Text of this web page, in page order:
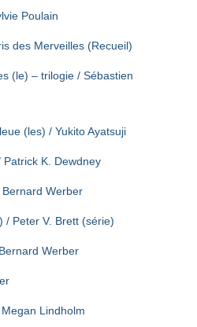
Poulain
des Merveilles (Recueil)
(le) – trilogie / Sébastien
(les) / Yukito Ayatsuji
K. Dewdney
Werber
/ Peter V. Brett (série)
Werber
Lindholm